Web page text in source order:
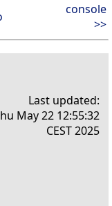
console
>>
Last updated:
May 22 12:55:32
CEST 2025